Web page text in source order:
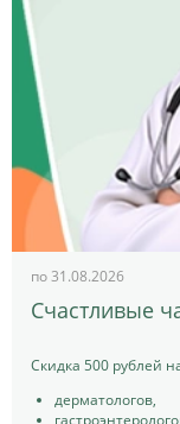
по 31.08.2026
Счастливые
Скидка 500 рублей
дерматологов,